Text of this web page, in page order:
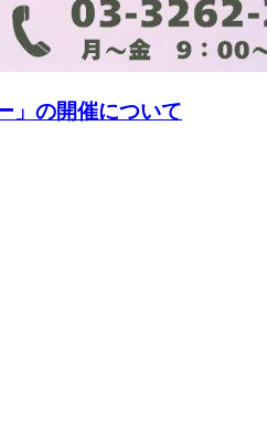
」の開催について